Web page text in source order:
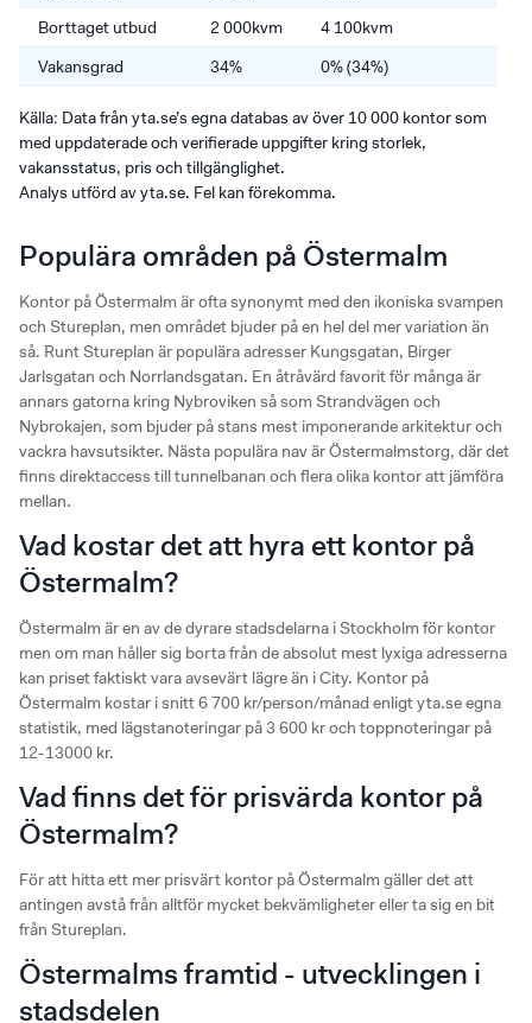
Borttaget utbud
2 000kvm 4 100kvm
Vakansgrad
34% 0% (34%)
Källa: Data från yta.se’s egna databas av över 10 000 kontor som
med uppdaterade och verifierade uppgifter kring storlek,
vakansstatus, pris och tillgänglighet.
Analys utförd av yta.se. Fel kan förekomma.
Populära områden på Östermalm
Kontor på Östermalm är ofta synonymt med den ikoniska svampen
och Stureplan, men området bjuder på en hel del mer variation än
så. Runt Stureplan är populära adresser Kungsgatan, Birger
Jarlsgatan och Norrlandsgatan. En åtråvärd favorit för många är
annars gatorna kring Nybroviken så som Strandvägen och
Nybrokajen, som bjuder på stans mest imponerande arkitektur och
vackra havsutsikter. Nästa populära nav är Östermalmstorg, där det
finns direktaccess till tunnelbanan och flera olika kontor att jämföra
mellan.
Vad kostar det att hyra ett kontor på
Östermalm?
Östermalm är en av de dyrare stadsdelarna i Stockholm för kontor
men om man håller sig borta från de absolut mest lyxiga adresserna
kan priset faktiskt vara avsevärt lägre än i City. Kontor på
Östermalm kostar i snitt 6 700 kr/person/månad enligt yta.se egna
statistik, med lägstanoteringar på 3 600 kr och toppnoteringar på
12-13000 kr.
Vad finns det för prisvärda kontor på
Östermalm?
För att hitta ett mer prisvärt kontor på Östermalm gäller det att
antingen avstå från alltför mycket bekvämligheter eller ta sig en bit
från Stureplan.
Östermalms framtid - utvecklingen i
stadsdelen